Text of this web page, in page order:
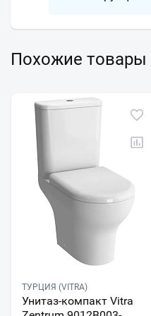
Похожие товары
ТУРЦИЯ (VITRA)
Унитаз-компакт Vitra